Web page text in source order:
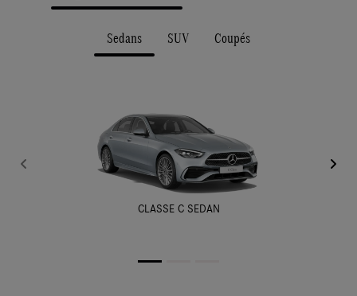
Sedans SUV Coupés
CLASSE C SEDAN